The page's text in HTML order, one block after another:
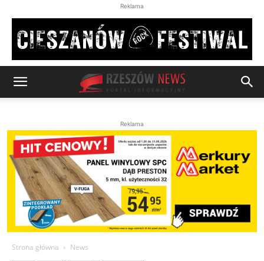
Reklama
Reklama
Strona główna News